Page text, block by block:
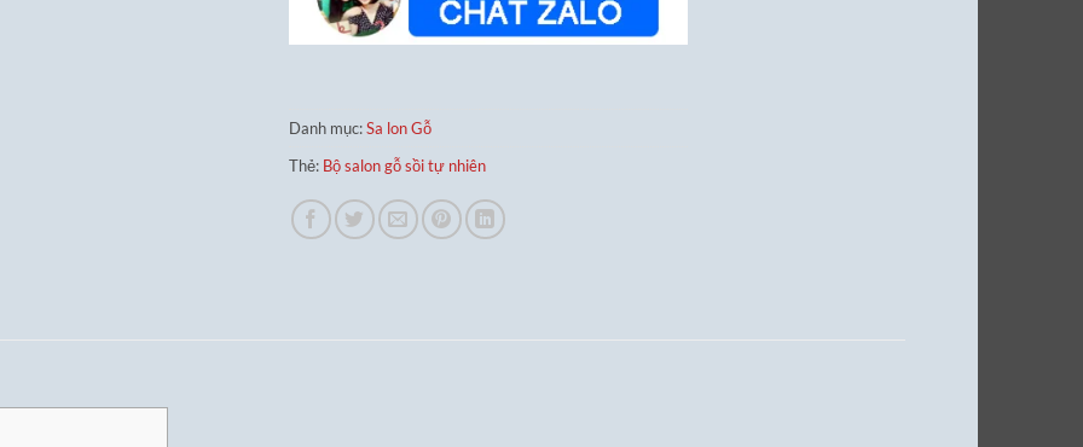
Danh mục:Sa lon Gỗ
Thẻ: Bộ salon gỗ sồi tự nhiên